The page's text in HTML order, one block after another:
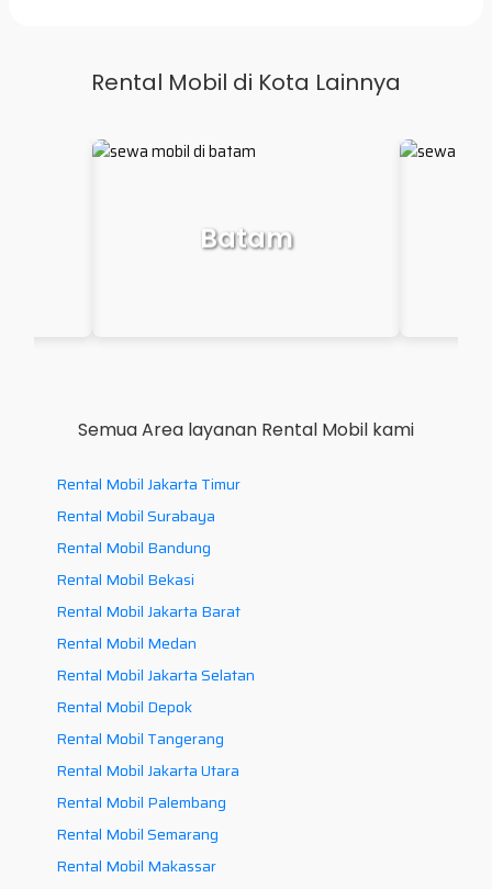
Rental Mobil di Kota Lainnya
Makassar
Semua Area layanan Rental Mobil kami
Rental Mobil Jakarta Timur
Rental Mobil Surabaya
Rental Mobil Bandung
Rental Mobil Bekasi
Rental Mobil Jakarta Barat
Rental Mobil Medan
Rental Mobil Jakarta Selatan
Rental Mobil Depok
Rental Mobil Tangerang
Rental Mobil Jakarta Utara
Rental Mobil Palembang
Rental Mobil Semarang
Rental Mobil Makassar